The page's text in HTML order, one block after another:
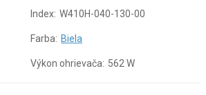
Index: W410H-040-130-00
Farba: Biela
Výkon ohrievača: 562 W